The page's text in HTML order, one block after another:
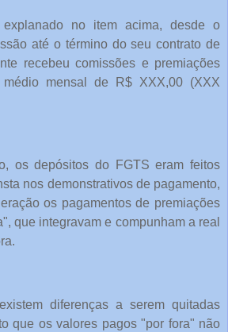
explanado no item acima, desde o
até o término do seu contrato de
recebeu comissões e premiações
mensal de R$ XXX,00 (XXX
os depósitos do FGTS eram feitos
nos demonstrativos de pagamento,
os pagamentos de premiações
que integravam e compunham a real
diferenças a serem quitadas
que os valores pagos "por fora" não